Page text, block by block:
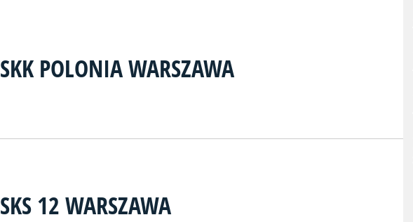
SKK POLONIA WARSZAWA
SKS 12 WARSZAWA